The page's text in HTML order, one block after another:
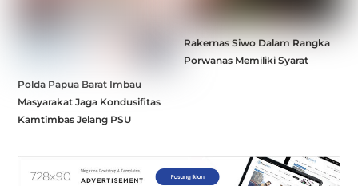
Polda Papua Barat Imbau
Masyarakat Jaga Kondusifitas
Kamtimbas Jelang PSU
Rakernas Siwo Dalam Rangka
Porwanas Memiliki Syarat